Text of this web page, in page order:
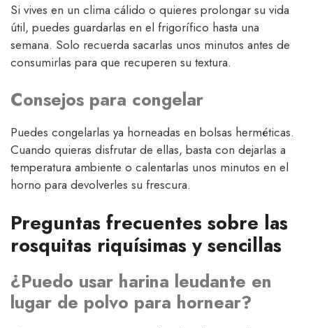
Si vives en un clima cálido o quieres prolongar su vida
útil, puedes guardarlas en el frigorífico hasta una
semana. Solo recuerda sacarlas unos minutos antes de
consumirlas para que recuperen su textura.
Consejos para congelar
Puedes congelarlas ya horneadas en bolsas herméticas.
Cuando quieras disfrutar de ellas, basta con dejarlas a
temperatura ambiente o calentarlas unos minutos en el
horno para devolverles su frescura.
Preguntas frecuentes sobre las
rosquitas riquísimas y sencillas
¿Puedo usar harina leudante en
lugar de polvo para hornear?